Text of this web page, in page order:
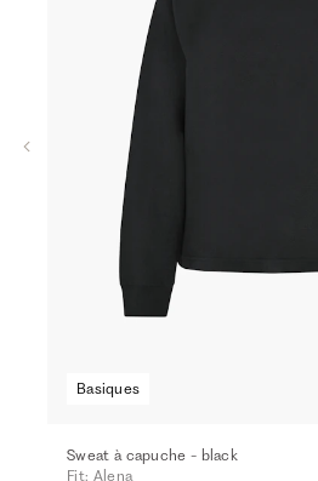
Basiques
Sweat à capuche - black
Fit: Alena